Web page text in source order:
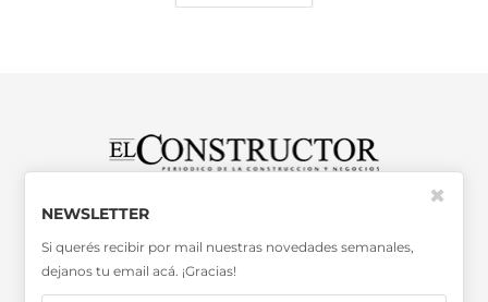
SABER MÁS >>
NEWSLETTER
Si querés recibir por mail nuestras novedades semanales,
dejanos tu email acá. ¡Gracias!
✖